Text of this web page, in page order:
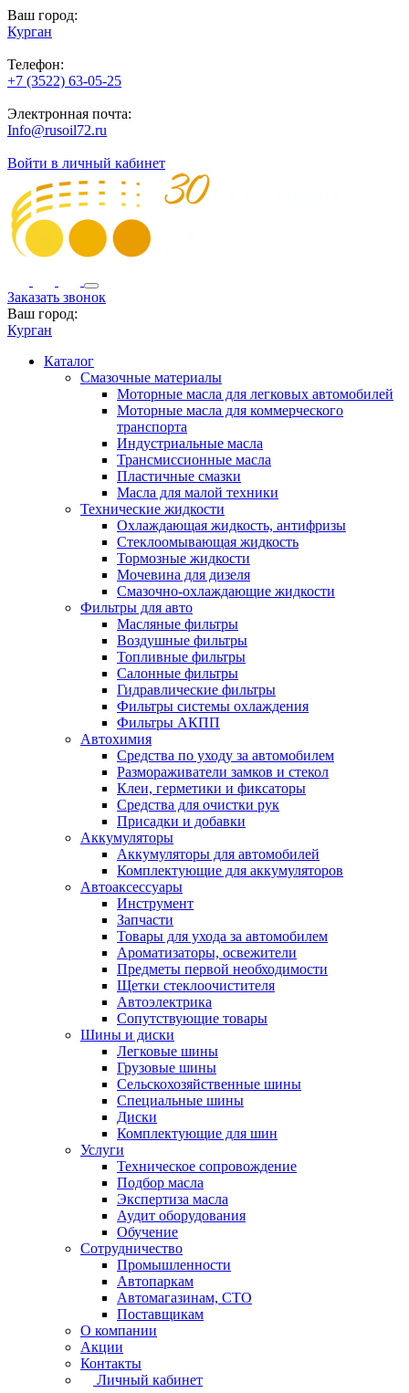
Ваш город:
Курган
Телефон:
+7 (3522) 63-05-25
Электронная почта:
Info@rusoil72.ru
Войти в личный кабинет
Заказать звонок
Ваш город:
Курган
Каталог
Смазочные материалы
Моторные масла для легковых автомобилей
Моторные масла для коммерческого
транспорта
Индустриальные масла
Трансмиссионные масла
Пластичные смазки
Масла для малой техники
Технические жидкости
Охлаждающая жидкость, антифризы
Стеклоомывающая жидкость
Тормозные жидкости
Мочевина для дизеля
Смазочно-охлаждающие жидкости
Фильтры для авто
Масляные фильтры
Воздушные фильтры
Топливные фильтры
Салонные фильтры
Гидравлические фильтры
Фильтры системы охлаждения
Фильтры АКПП
Автохимия
Средства по уходу за автомобилем
Размораживатели замков и стекол
Клеи, герметики и фиксаторы
Средства для очистки рук
Присадки и добавки
Аккумуляторы
Аккумуляторы для автомобилей
Комплектующие для аккумуляторов
Автоаксессуары
Инструмент
Запчасти
Товары для ухода за автомобилем
Ароматизаторы, освежители
Предметы первой необходимости
Щетки стеклоочистителя
Автоэлектрика
Сопутствующие товары
Шины и диски
Легковые шины
Грузовые шины
Сельскохозяйственные шины
Специальные шины
Диски
Комплектующие для шин
Услуги
Техническое сопровождение
Подбор масла
Экспертиза масла
Аудит оборудования
Обучение
Сотрудничество
Промышленности
Автопаркам
Автомагазинам, СТО
Поставщикам
О компании
Акции
Контакты
Личный кабинет